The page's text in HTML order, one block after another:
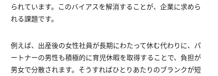
られています。このバイアスを解消することが、企業に求めら
れる課題です。
例えば、出産後の女性社員が長期にわたって休む代わりに、パ
ートナーの男性も積極的に育児休暇を取得することで、負担が
男女で分散されます。そうすればひとりあたりのブランクが短